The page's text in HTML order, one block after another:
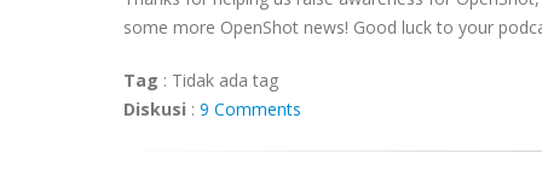
some more OpenShot news! Good luck to your
Tag : Tidak ada tag
Diskusi : 9 Comments